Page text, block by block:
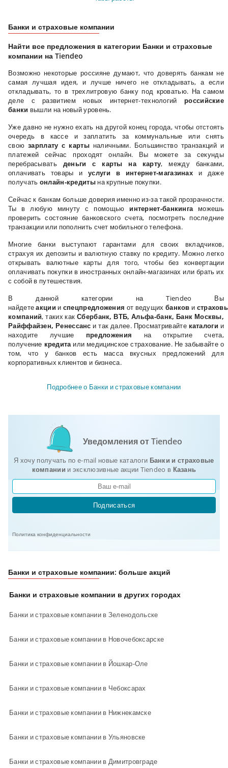
Банки и страховые компании
Найти все предложения в категории Банки и страховые
компании на Tiendeo
Возможно некоторые россияне думают, что доверять банкам не
самая лучшая идея, и лучше ничего не откладывать, а если
откладывать, то в трехлитровую банку под кроватью. На самом
деле с развитием новых интернет-технологий российские
банки вышли на новый уровень.
Уже давно не нужно ехать на другой конец города, чтобы отстоять
очередь в кассе и заплатить за коммунальные или снять
своюзарплату с картыналичными. Большинство транзакций и
платежей сейчас проходят онлайн. Вы можете за секунды
перебрасыватьденьги с карты на карту, между банками,
оплачивать товары иуслуги в интернет-магазинах и даже
получать онлайн-кредитына крупные покупки.
Сейчас к банкам больше доверия именно из-за такой прозрачности.
Ты в любую минуту с помощью интернет-банкингаможешь
проверить состояние банковского счета, посмотреть последние
транзакции или пополнить счет мобильного телефона.
Многие банки выступают гарантами для своих вкладчиков,
страхуя их депозиты и валютную ставку по кредиту. Можно легко
открывать валютные карты для того, чтобы без конвертации
оплачивать покупки в иностранных онлайн-магазинах или брать их
с собой в путешествия.
В данной категории на Tiendeo Вы
найдетеакции и спецпредложения от ведущих банков и
компаний, таких как Сбербанк, ВТБ, Альфа-банк, Банк Москвы,
Райффайзен, Ренессанс и так далее. Просматривайте каталоги и
находите лучшие предложения на открытиесчета,
получение кредитаили медицинскоестрахование. Не забывайте о
том, что у банков есть масса вкусных предложений для
корпоративных клиентов и бизнеса.
Подробнее о Банки и страховые компании
Уведомления от Tiendeo
Я хочу получать по e-mail новые каталоги Банки и страховые
компании и эксклюзивные акции Tiendeo в Казань
Подписаться
Политика конфиденциальности
Банки и страховые компании: больше акций
Банки и страховые компании в других городах
Банки и страховые компании в Зеленодольске
Банки и страховые компании в Новочебоксарске
Банки и страховые компании в Йошкар-Оле
Банки и страховые компании в Чебоксарах
Банки и страховые компании в Нижнекамске
Банки и страховые компании в Ульяновске
Банки и страховые компании в Димитровграде